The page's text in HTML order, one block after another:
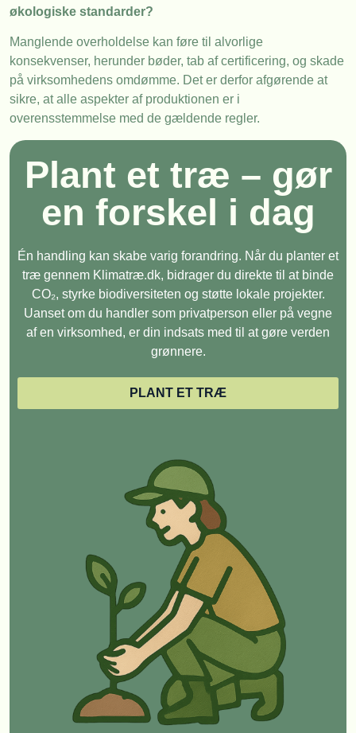
økologiske standarder?
Manglende overholdelse kan føre til alvorlige
konsekvenser, herunder bøder, tab af certificering, og skade
på virksomhedens omdømme. Det er derfor afgørende at
sikre, at alle aspekter af produktionen er i
overensstemmelse med de gældende regler.
Plant et træ – gør
en forskel i dag
Én handling kan skabe varig forandring. Når du planter et
træ gennem Klimatræ.dk, bidrager du direkte til at binde
CO₂, styrke biodiversiteten og støtte lokale projekter.
Uanset om du handler som privatperson eller på vegne
af en virksomhed, er din indsats med til at gøre verden
grønnere.
PLANT ET TRÆ